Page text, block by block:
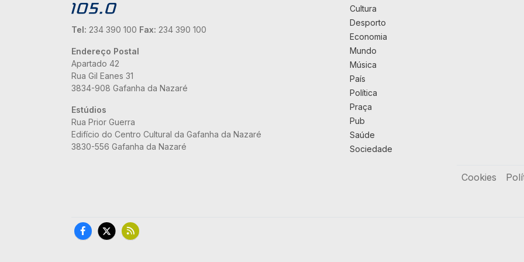
Tel: 234 390 100 Fax: 234 390 100
Endereço Postal
Apartado 42
Rua Gil Eanes 31
3834-908 Gafanha da Nazaré
Estúdios
Rua Prior Guerra
Edifício do Centro Cultural da Gafanha da Nazaré
3830-556 Gafanha da Nazaré
Cultura
Desporto
Economia
Mundo
Música
País
Política
Praça
Pub
Saúde
Sociedade
Cookies